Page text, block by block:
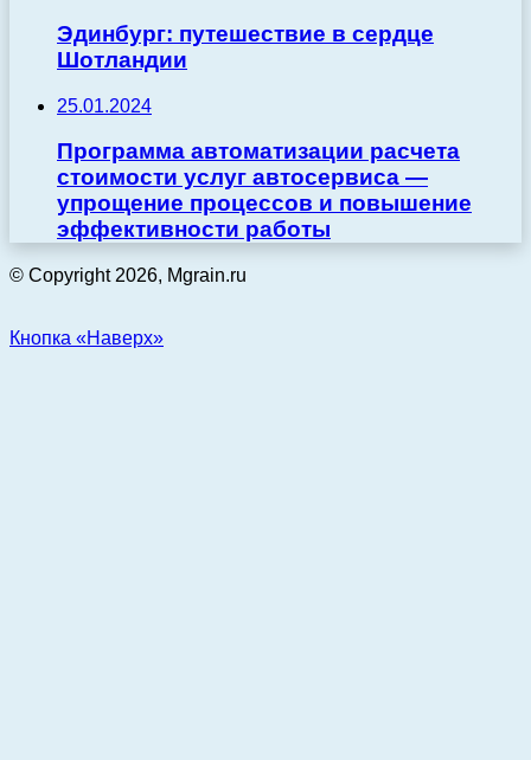
Эдинбург: путешествие в сердце
Шотландии
25.01.2024
Программа автоматизации расчета
стоимости услуг автосервиса —
упрощение процессов и повышение
эффективности работы
© Copyright 2026, Mgrain.ru
Кнопка «Наверх»